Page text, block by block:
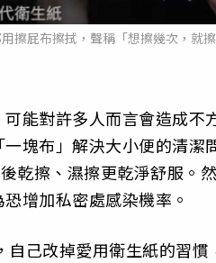
擦屁布擦拭，聲稱「想擦幾次，就
能對許多人而言會造成
塊布」解決大小便的清
乾擦、濕擦更乾淨舒服。
恐增加私密處感染機率。
自己改掉愛用衛生紙的習